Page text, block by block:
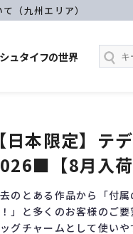
（九州エリア）
シュタイフの世界
【日本限定】テ
【8月入荷
のとある作品から「付
」と多くのお客様のご要
グチャームとして使い